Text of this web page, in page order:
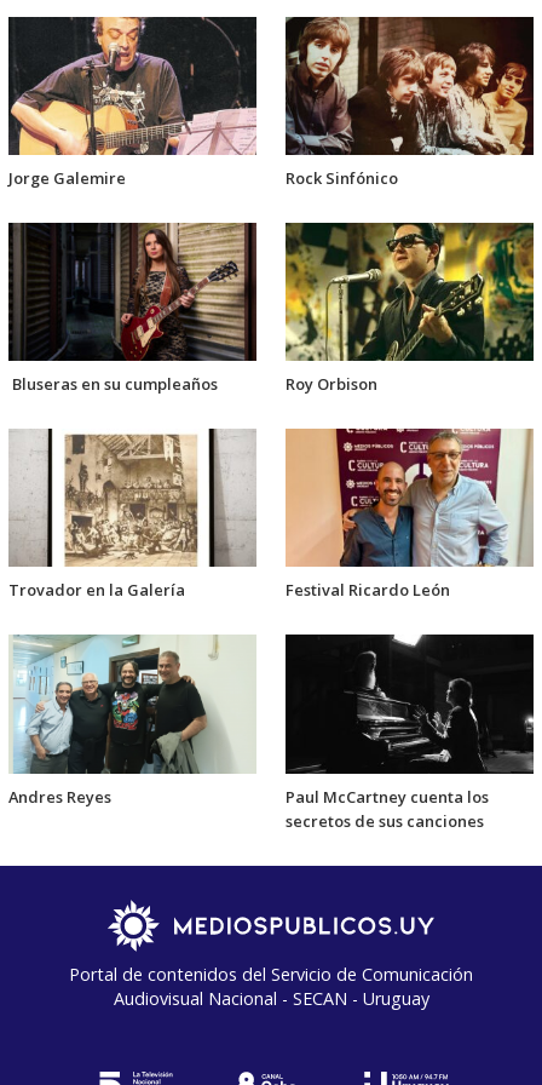
Jorge Galemire Rock Sinfónico
Bluseras en su cumpleaños Roy Orbison
Trovador en la Galería Festival Ricardo León
Andres Reyes
Paul McCartney cuenta los
secretos de sus canciones
Portal de contenidos del Servicio de Comunicación
Audiovisual Nacional - SECAN - Uruguay